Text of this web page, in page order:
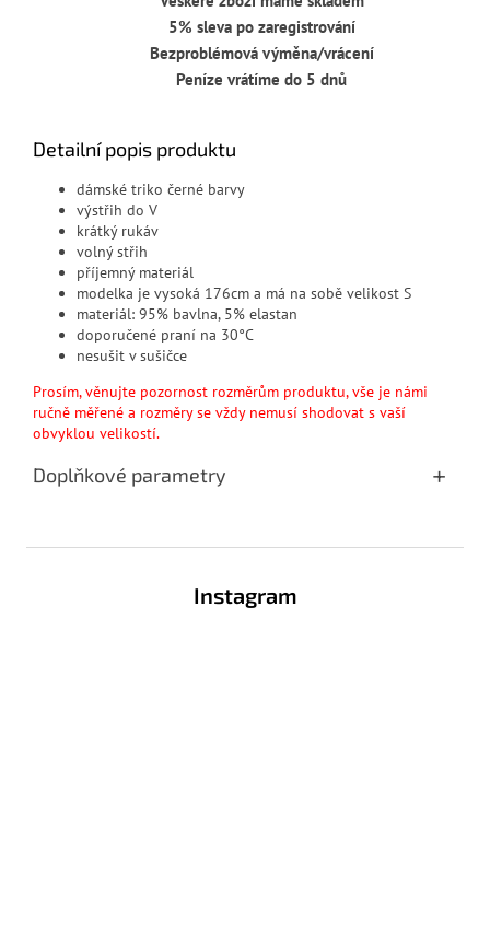
5% sleva po zaregistrování
Bezproblémová výměna/vrácení
Peníze vrátíme do 5 dnů
Detailní popis produktu
dámské triko černé barvy
výstřih do V
krátký rukáv
volný střih
příjemný materiál
modelka je vysoká 176cm a má na sobě velikost S
materiál: 95% bavlna, 5% elastan
doporučené praní na 30°C
nesušit v sušičce
Prosím, věnujte pozornost rozměrům produktu, vše je námi
ručně měřené a rozměry se vždy nemusí shodovat s vaší
obvyklou velikostí.
Doplňkové parametry
Instagram